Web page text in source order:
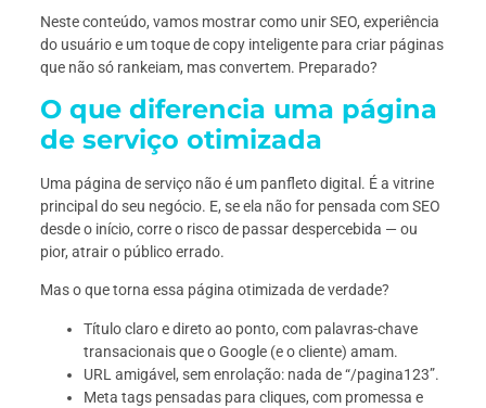
Neste conteúdo, vamos mostrar como unir SEO, experiência
do usuário e um toque de copy inteligente para criar páginas
que não só rankeiam, mas convertem. Preparado?
O que diferencia uma página
de serviço otimizada
Uma página de serviço não é um panfleto digital. É a vitrine
principal do seu negócio. E, se ela não for pensada com SEO
desde o início, corre o risco de passar despercebida — ou
pior, atrair o público errado.
Mas o que torna essa página otimizada de verdade?
Título claro e direto ao ponto, com palavras-chave
transacionais que o Google (e o cliente) amam.
URL amigável, sem enrolação: nada de “/pagina123”.
Meta tags pensadas para cliques, com promessa e